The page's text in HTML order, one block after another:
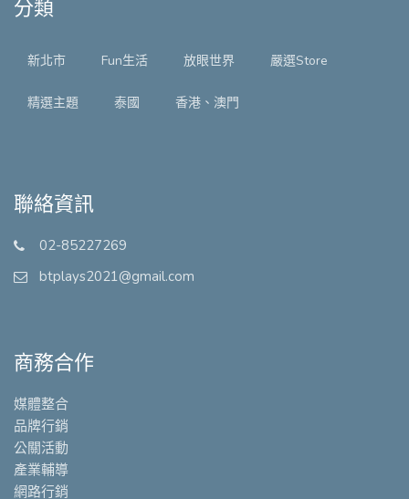
分類
新北市 Fun生活 放眼世界 嚴選Store
精選主題 泰國 香港、澳門
聯絡資訊
02-85227269
btplays2021@gmail.com
商務合作
媒體整合
品牌行銷
公關活動
產業輔導
網路行銷